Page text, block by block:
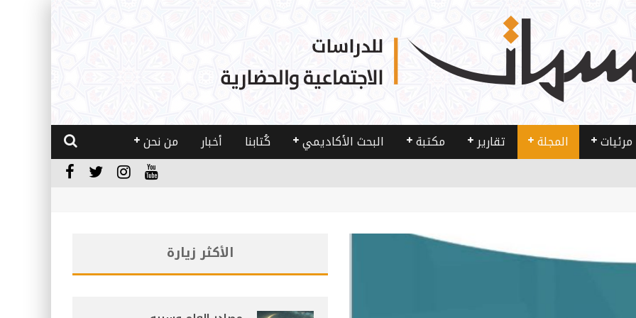
مرئيات المجلة تقارير مكتبة البحث الأكاديمي كُتابنا أخبار من نحن
الأكثر زيارة